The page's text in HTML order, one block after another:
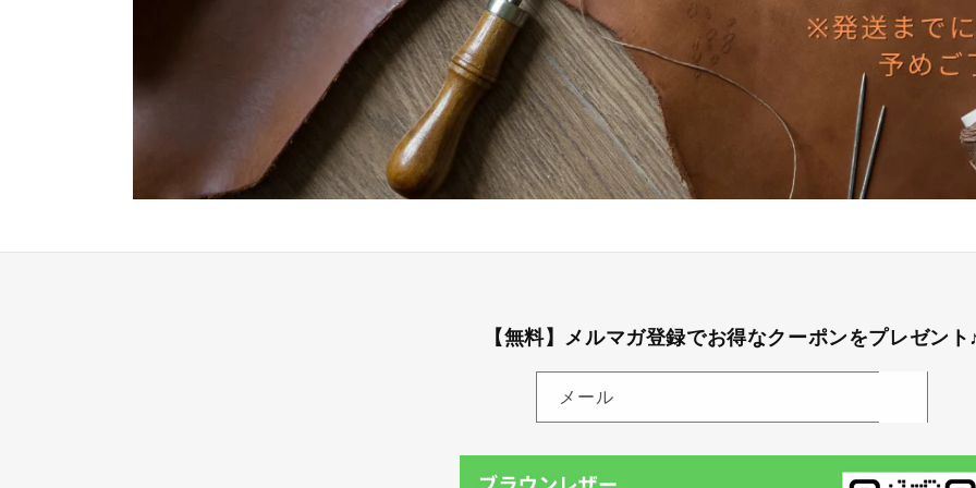
【無料】メルマガ登録でお得なクーポンをプレゼント
メール